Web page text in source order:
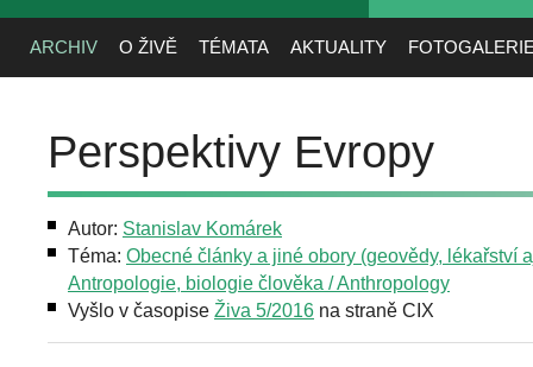
ARCHIV O ŽIVĚ TÉMATA AKTUALITY
Perspektivy Evropy
Autor: Stanislav Komárek
Téma: Obecné články a jiné obory (geovědy, lékařství
Antropologie, biologie člověka / Anthropology
Vyšlo v časopise Živa 5/2016 na straně CIX